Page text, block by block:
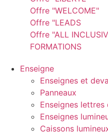
Offre "WELCOME"
Offre "LEADS
Offre "ALL
FORMATIONS
Enseigne
Enseignes et
Panneaux
Enseignes lettres
Enseignes
Caissons